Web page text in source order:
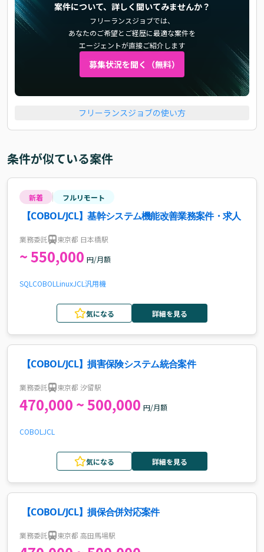
案件について、詳しく聞いてみませんか？
フリーランスジョブでは、
あなたのご希望とご経歴に最適な案件を
エージェントが直接ご紹介します
募集状況を聞く（無料）
フリーランスジョブの使い方
条件が似ている案件
新着 フルリモート
【COBOL/JCL】基幹システム機能改善業務案件・求人
業務委託 東京都 日本橋駅
~ 550,000 円/月額
SQL COBOL LinuxJCL 汎用機
気になる 詳細を見る
【COBOL/JCL】損害保険システム統合案件
業務委託 東京都 汐留駅
470,000 ~ 500,000 円/月額
COBOL JCL
気になる 詳細を見る
【COBOL/JCL】損保合併対応案件
業務委託 東京都 高田馬場駅